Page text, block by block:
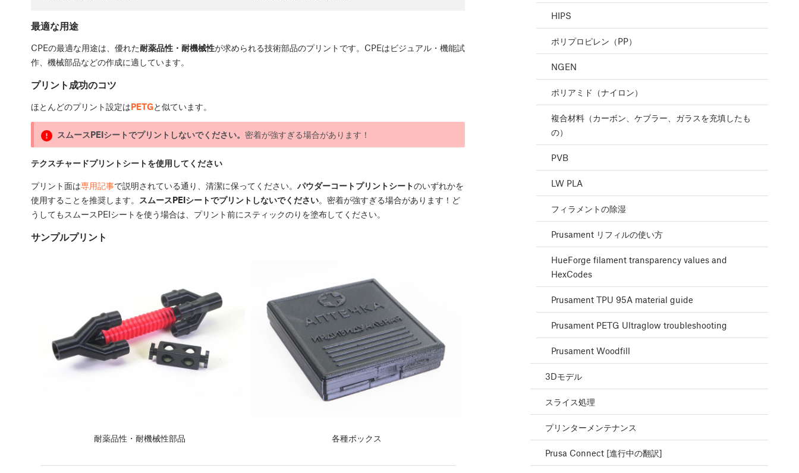
最適な用途
CPEの最適な用途は、優れた耐薬品性・耐機械性が求められる技術部品のプリントです。CPEはビジュアル・機能試
作、機械部品などの作成に適しています。
プリント成功のコツ
ほとんどのプリント設定はPETGと似ています。
スムースPEIシートでプリントしないでください。 密着が強すぎる場合があります！
テクスチャードプリントシートを使用してください
プリント面は専用記事で説明されている通り、清潔に保ってください。 パウダーコートプリントシートのいずれかを
使用することを推奨します。
スムースPEIシートでプリントしないでください。密着が強すぎる場合があります！ど
うしてもスムースPEIシートを使う場合は、プリント前にスティックのりを塗布してください。
サンプルプリント
耐薬品性・耐機械性部品 各種ボックス
HIPS
ポリプロピレン（PP）
NGEN
ポリアミド（ナイロン）
複合材料（カーボン、ケブラー、ガラスを充填したも
の）
PVB
LW PLA
フィラメントの除湿
Prusament リフィルの使い方
HueForge filament transparency values and
HexCodes
Prusament TPU 95A material guide
Prusament PETG Ultraglow troubleshooting
Prusament Woodfill
3Dモデル
スライス処理
プリンターメンテナンス
Prusa Connect [進行中の翻訳]